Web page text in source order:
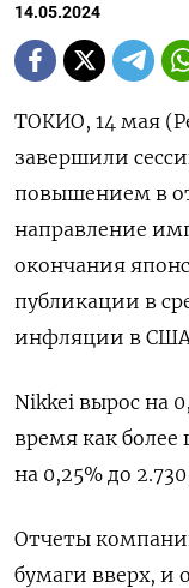
14.05.2024
ТОКИО, 14 мая
завершили
повышением в
направление
окончания
публикации в
инфляции в
Nikkei вырос на
время как
на 0,25% до
Отчеты
бумаги вверх, и